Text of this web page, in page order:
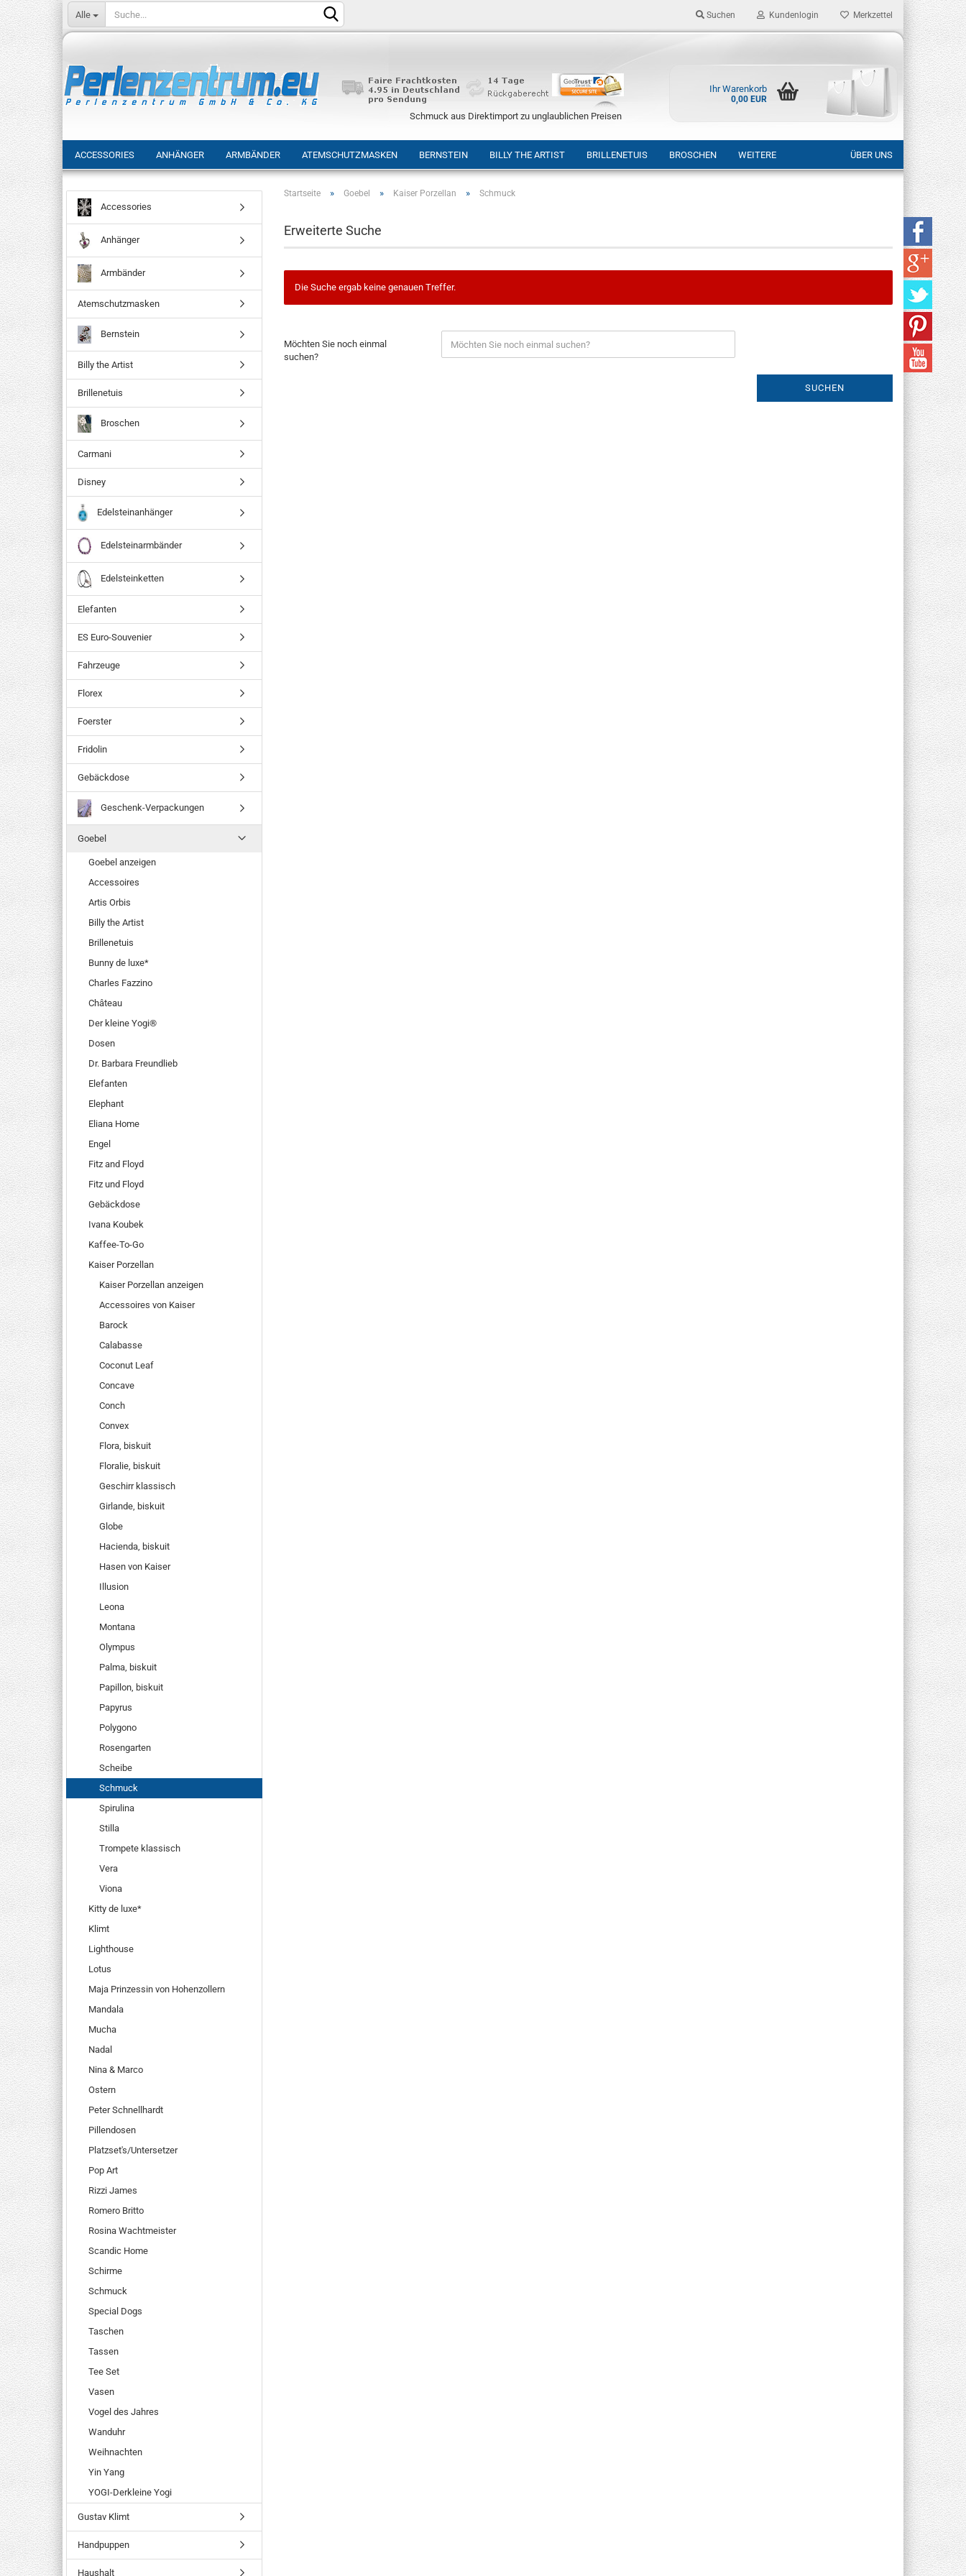
Suchen Kundenlogin Merkzettel
Alle
Schmuck aus Direktimport zu unglaublichen Preisen
Ihr Warenkorb
0,00 EUR
ACCESSORIES ANHÄNGER ARMBÄNDER ATEMSCHUTZMASKEN BERNSTEIN BILLY THE ARTIST BRILLENETUIS BROSCHEN ÜBER UNS
WEITERE
Startseite » Goebel » Kaiser Porzellan » Schmuck
Erweiterte Suche
Die Suche ergab keine genauen Treffer.
Möchten Sie noch einmal
suchen?
SUCHEN
Accessories
Anhänger
Armbänder
Atemschutzmasken
Bernstein
Billy the Artist
Brillenetuis
Broschen
Carmani
Disney
Edelsteinanhänger
Edelsteinarmbänder
Edelsteinketten
Elefanten
ES Euro-Souvenier
Fahrzeuge
Florex
Foerster
Fridolin
Gebäckdose
Geschenk-Verpackungen
Goebel
Goebel anzeigen
Accessoires
Artis Orbis
Billy the Artist
Brillenetuis
Bunny de luxe*
Charles Fazzino
Château
Der kleine Yogi®
Dosen
Dr. Barbara Freundlieb
Elefanten
Elephant
Eliana Home
Engel
Fitz and Floyd
Fitz und Floyd
Gebäckdose
Ivana Koubek
Kaffee-To-Go
Kaiser Porzellan
Kaiser Porzellan anzeigen
Accessoires von Kaiser
Barock
Calabasse
Coconut Leaf
Concave
Conch
Convex
Flora, biskuit
Floralie, biskuit
Geschirr klassisch
Girlande, biskuit
Globe
Hacienda, biskuit
Hasen von Kaiser
Illusion
Leona
Montana
Olympus
Palma, biskuit
Papillon, biskuit
Papyrus
Polygono
Rosengarten
Scheibe
Schmuck
Spirulina
Stilla
Trompete klassisch
Vera
Viona
Kitty de luxe*
Klimt
Lighthouse
Lotus
Maja Prinzessin von Hohenzollern
Mandala
Mucha
Nadal
Nina & Marco
Ostern
Peter Schnellhardt
Pillendosen
Platzset's/Untersetzer
Pop Art
Rizzi James
Romero Britto
Rosina Wachtmeister
Scandic Home
Schirme
Schmuck
Special Dogs
Taschen
Tassen
Tee Set
Vasen
Vogel des Jahres
Wanduhr
Weihnachten
Yin Yang
YOGI-Derkleine Yogi
Gustav Klimt
Handpuppen
Haushalt